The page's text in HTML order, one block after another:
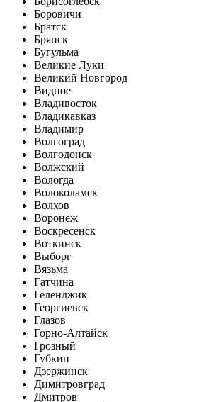
Боровичи
Братск
Брянск
Бугульма
Великие Луки
Великий Новгород
Видное
Владивосток
Владикавказ
Владимир
Волгоград
Волгодонск
Волжский
Вологда
Волоколамск
Волхов
Воронеж
Воскресенск
Воткинск
Выборг
Вязьма
Гатчина
Геленджик
Георгиевск
Глазов
Горно-Алтайск
Грозный
Губкин
Дзержинск
Димитровград
Дмитров